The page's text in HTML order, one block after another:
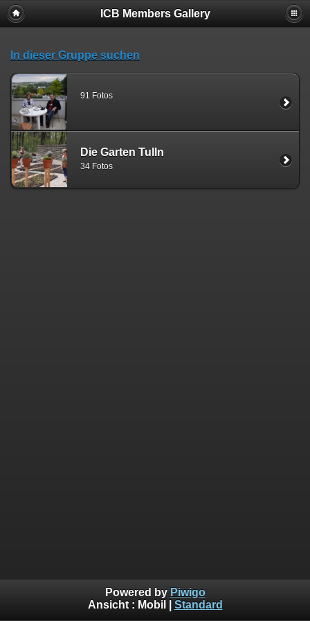
ICB Members Gallery
In dieser Gruppe suchen
91 Fotos
Die Garten Tulln
34 Fotos
Powered by Piwigo
Ansicht : Mobil Standard